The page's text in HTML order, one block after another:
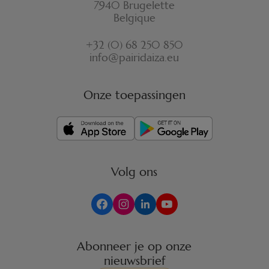
7940 Brugelette
Belgique
+32 (0) 68 250 850
info@pairidaiza.eu
Onze toepassingen
Volg ons
Abonneer je op onze
nieuwsbrief